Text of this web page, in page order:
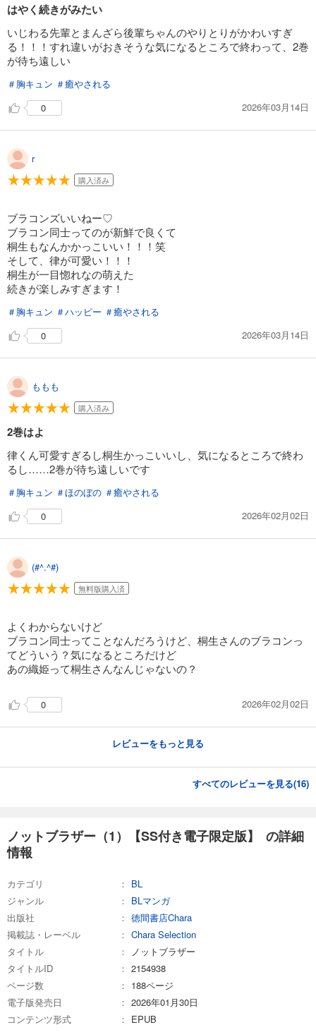
はやく続きがみたい
いじわる先輩とまんざら後輩ちゃんのやりとりがかわいすぎ
る！！！すれ違いがおきそうな気になるところで終わって、2巻
が待ち遠しい
＃胸キュン ＃癒やされる
0
2026年03月14日
r
購入済み
ブラコンズいいねー♡
ブラコン同士ってのが新鮮で良くて
桐生もなんかかっこいい！！！笑
そして、律が可愛い！！！
桐生が一目惚れなの萌えた
続きが楽しみすぎます！
＃胸キュン ＃ハッピー ＃癒やされる
0
2026年03月14日
ももも
購入済み
2巻はよ
律くん可愛すぎるし桐生かっこいいし、気になるところで終わ
るし……2巻が待ち遠しいです
＃胸キュン ＃ほのぼの ＃癒やされる
0
2026年02月02日
(#^.^#)
無料版購入済
よくわからないけど
ブラコン同士ってことなんだろうけど、桐生さんのブラコンっ
てどういう？気になるところだけど
あの織姫って桐生さんなんじゃないの？
0 2026年02月02日
レビューをもっと見る
すべてのレビューを見る(16)
ノットブラザー（1）【SS付き電子限定版】 の詳細
情報
カテゴリ
BL
ジャンル
BLマンガ
出版社
徳間書店Chara
掲載誌・レーベル
Chara Selection
タイトル
ノットブラザー
タイトルID
2154938
ページ数
188ページ
電子版発売日
2026年01月30日
コンテンツ形式
EPUB